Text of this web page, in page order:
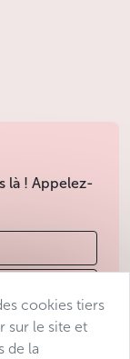
là ! Appelez-
cookies tiers
sur le site et
de la